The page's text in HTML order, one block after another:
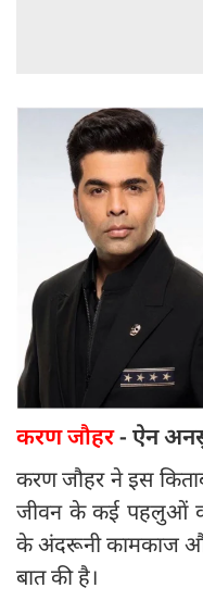
करण जौहर- ऐन
करण जौहर ने इस
जीवन के कई पहलुओं
के अंदरूनी कामकाज
बात की है।